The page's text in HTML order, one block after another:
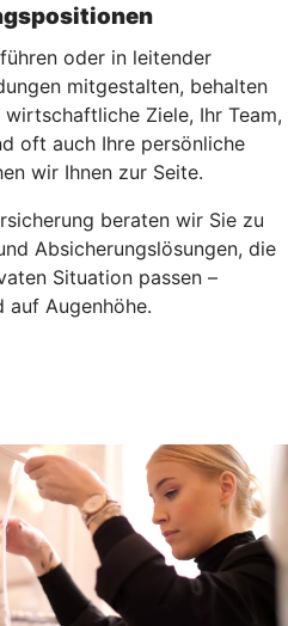
oder in leitender
mitgestalten, behalten
Ziele, Ihr Team,
oft auch Ihre persönliche
wir Ihnen zur Seite.
beraten wir Sie zu
Absicherungslösungen, die
Situation passen –
auf Augenhöhe.